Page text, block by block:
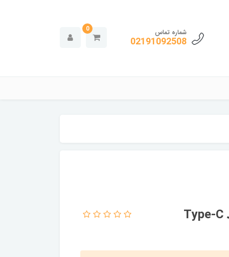
شماره تماس
02191092508
0